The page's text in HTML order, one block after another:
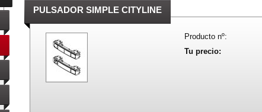
PULSADOR SIMPLE CITYLINE
Producto nº:
Tu precio: